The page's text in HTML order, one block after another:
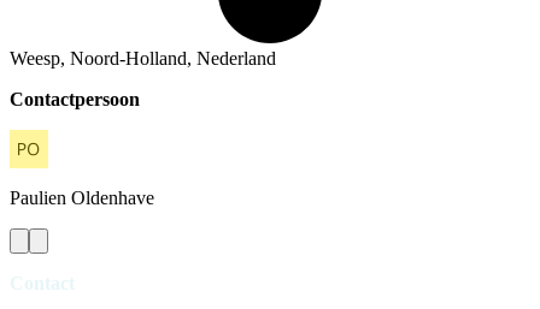
Weesp, Noord-Holland, Nederland
Contactpersoon
Paulien Oldenhave